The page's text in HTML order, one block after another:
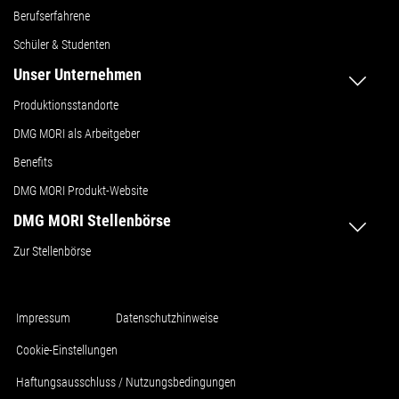
Berufserfahrene
Schüler & Studenten
Unser Unternehmen
Produktionsstandorte
DMG MORI als Arbeitgeber
Benefits
DMG MORI Produkt-Website
DMG MORI Stellenbörse
Zur Stellenbörse
Impressum Datenschutzhinweise
Cookie-Einstellungen
Haftungsausschluss / Nutzungsbedingungen